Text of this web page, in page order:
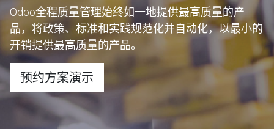
Odoo全程质量管理始终如一地提供最高质量的产
品，将政策、标准和实践规范化并自动化，以最小的
开销提供最高质量的产品。
预约方案演示